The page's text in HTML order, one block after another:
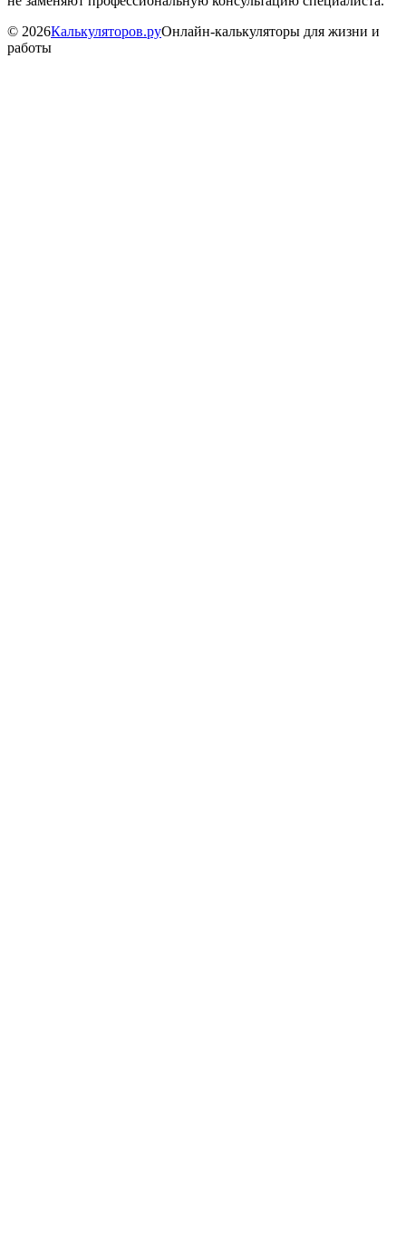
© 2026Калькуляторов.руОнлайн-калькуляторы для жизни и
работы